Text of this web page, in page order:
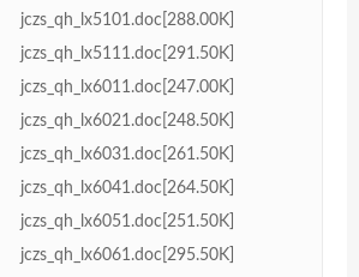
jczs_qh_lx5101.doc[288.00K]
jczs_qh_lx5111.doc[291.50K]
jczs_qh_lx6011.doc[247.00K]
jczs_qh_lx6021.doc[248.50K]
jczs_qh_lx6031.doc[261.50K]
jczs_qh_lx6041.doc[264.50K]
jczs_qh_lx6051.doc[251.50K]
jczs_qh_lx6061.doc[295.50K]